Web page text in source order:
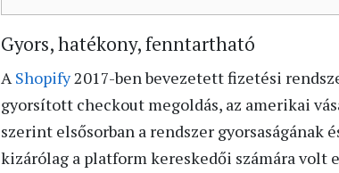
Gyors, hatékony, fenntartható
AShopify2017-ben bevezetett fizetési
gyorsított checkout megoldás, az amerikai
szerint elsősorban a rendszer gyorsaságának
kizárólag a platform kereskedői számára volt